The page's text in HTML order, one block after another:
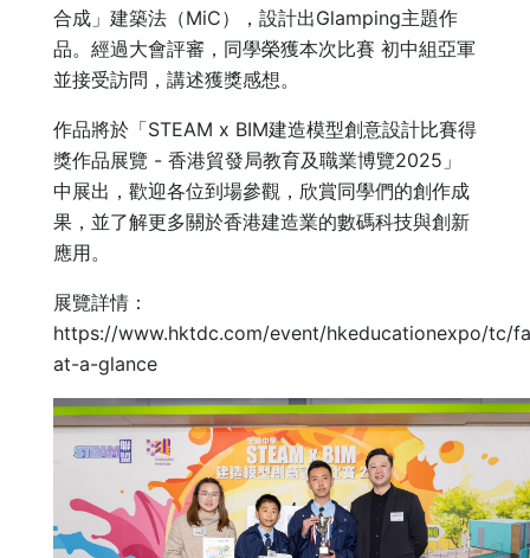
合成」建築法（MiC），設計出Glamping主題作
品。經過大會評審，同學榮獲本次比賽 初中組亞軍
並接受訪問，講述獲獎感想。
作品將於「STEAM x BIM建造模型創意設計比賽得
獎作品展覽 - 香港貿發局教育及職業博覽2025」
中展出，歡迎各位到場參觀，欣賞同學們的創作成
果，並了解更多關於香港建造業的數碼科技與創新
應用。
展覽詳情：
https://www.hktdc.com/event/hkeducationexpo/tc/
at-a-glance